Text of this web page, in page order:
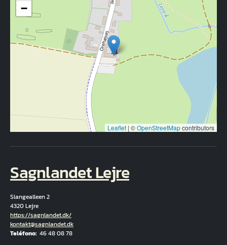
−
Leaflet | ©OpenStreetMapcontributors
Sagnlandet Lejre
Slangealleen 2
4320 Lejre
Hjemmeside
https://sagnlandet.dk/
Correo electrónico
kontakt@sagnlandet.dk
Teléfono 46 48 08 78